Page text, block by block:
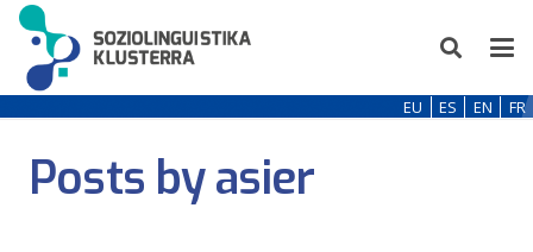
EU ES EN FR
Posts by asier